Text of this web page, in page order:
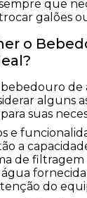
que
galões
o
de
alguns
suas
e
a
de filtragem
fornecida
do